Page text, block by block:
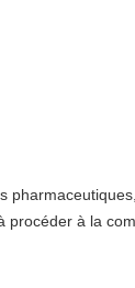
procéder à la